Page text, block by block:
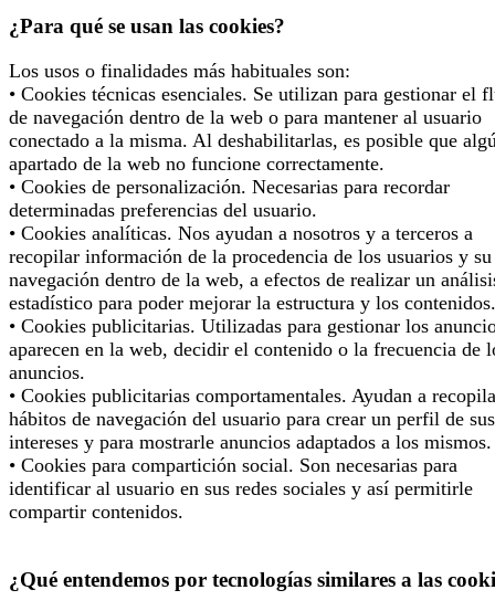
¿Para qué se usan las cookies?
Los usos o finalidades más habituales son:
• Cookies técnicas esenciales. Se utilizan para gestionar el
de navegación dentro de la web o para mantener al usuario
conectado a la misma. Al deshabilitarlas, es posible que
apartado de la web no funcione correctamente.
• Cookies de personalización. Necesarias para recordar
determinadas preferencias del usuario.
• Cookies analíticas. Nos ayudan a nosotros y a terceros a
recopilar información de la procedencia de los usuarios y su
navegación dentro de la web, a efectos de realizar un
estadístico para poder mejorar la estructura y los contenidos.
• Cookies publicitarias. Utilizadas para gestionar los
aparecen en la web, decidir el contenido o la frecuencia de
anuncios.
• Cookies publicitarias comportamentales. Ayudan a
hábitos de navegación del usuario para crear un perfil de sus
intereses y para mostrarle anuncios adaptados a los mismos.
• Cookies para compartición social. Son necesarias para
identificar al usuario en sus redes sociales y así permitirle
compartir contenidos.
¿Qué entendemos por tecnologías similares a las